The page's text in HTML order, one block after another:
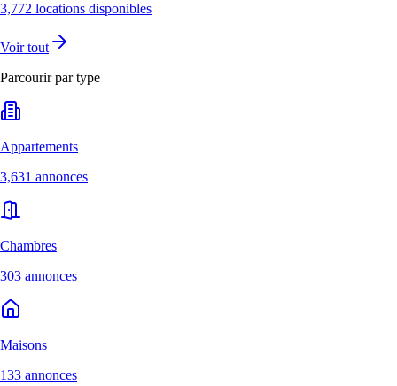
3,772 locations disponibles
Voir tout
Parcourir par type
Appartements
3,631 annonces
Chambres
303 annonces
Maisons
133 annonces